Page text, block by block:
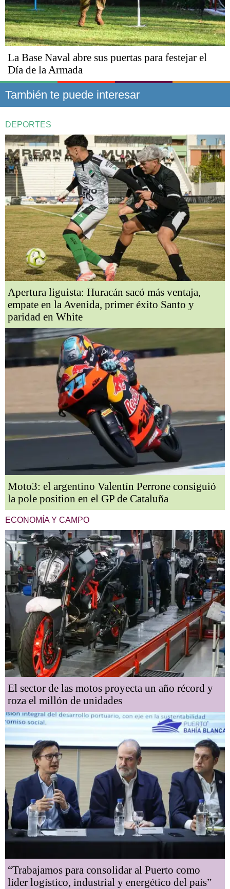
La Base Naval abre sus puertas para festejar el
Día de la Armada
También te puede interesar
DEPORTES
Apertura liguista: Huracán sacó más ventaja,
empate en la Avenida, primer éxito Santo y
paridad en White
Moto3: el argentino Valentín Perrone consiguió
la pole position en el GP de Cataluña
ECONOMÍA Y CAMPO
El sector de las motos proyecta un año récord y
roza el millón de unidades
“Trabajamos para consolidar al Puerto como
líder logístico, industrial y energético del país”